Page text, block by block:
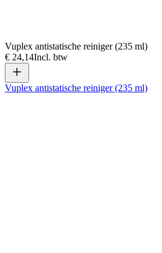
Vuplex antistatische reiniger (235 ml)
€ 24,14Incl. btw
Vuplex antistatische reiniger (235 ml)